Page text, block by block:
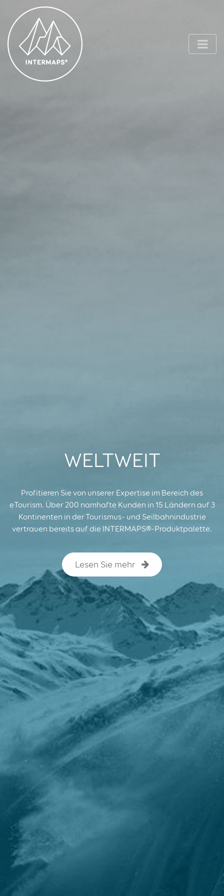
WELTWEIT
Profitieren Sie von unserer Expertise im Bereich des
eTourism. Über 200 namhafte Kunden in 15 Ländern auf 3
Kontinenten in der Tourismus- und Seilbahnindustrie
vertrauen bereits aufdie INTERMAPS®-Produktpalette.
Lesen Sie mehr